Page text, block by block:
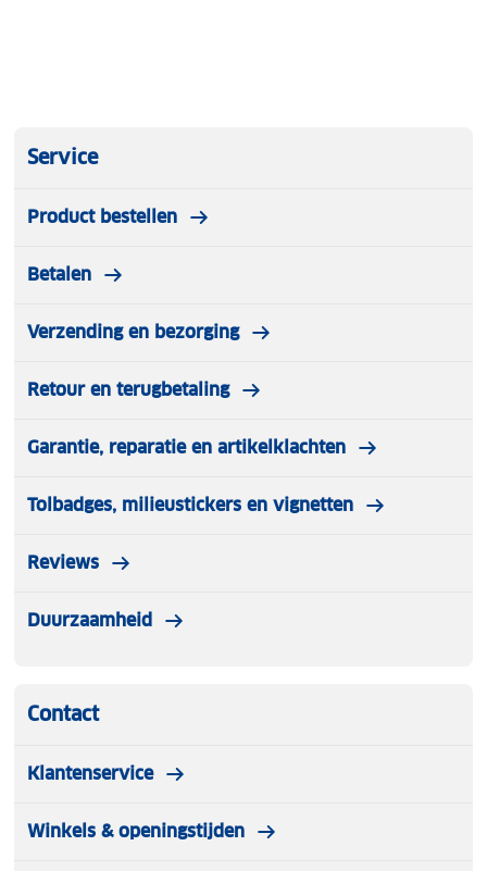
Service
Product bestellen
Betalen
Verzending en bezorging
Retour en terugbetaling
Garantie, reparatie en artikelklachten
Tolbadges, milieustickers en vignetten
Reviews
Duurzaamheid
Contact
Klantenservice
Winkels & openingstijden